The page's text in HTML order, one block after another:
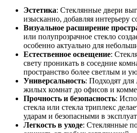
Эстетика: Стеклянные двери
изысканно, добавляя интерьеру
Визуальное расширение
или полупрозрачное стекло
особенно актуально для
Естественное освещение:
свету проникать в соседние
пространство более светлым и
Универсальность: Подходят
жилых комнат до офисов и
Прочность и безопасность:
стекла или стекла триплекс
ударам и безопасными в
Легкость в уходе: Стеклянные